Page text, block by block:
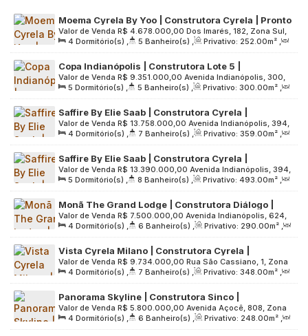
Moema Cyrela By Yoo | Construtora Cyrela | Pronto
| 252 metros | 04 suítes | varanda gourmet | 04
vagas
R$ 4.678.000,00
Valor de Venda
Dos Imarés, 182, Zona Sul,
04085-000, Indianópolis, São Paulo, São Paulo, Brasil
4 Dormitório(s) , 5 Banheiro(s) , Privativo: 252.00m² ,
2 Sala(s) , 4 Suíte(s) , 4 Vaga(s) , Útil: 252.00m² ,
Terreno: 2500.00m²
Copa Indianópolis | Construtora Lote 5 |
Construção | 300 metros | 04 suítes | hall privativo
| depósito | 04 vagas
R$ 9.351.000,00
Valor de Venda
Avenida Indianópolis, 300,
Zona Sul, 04062-000, Indianópolis, São Paulo, São Paulo,
Brasil
5 Dormitório(s) , 5 Banheiro(s) , Privativo: 300.00m² ,
2 Sala(s) , 4 Suíte(s) , 4 Vaga(s) , Útil: 300.00m² ,
Terreno: 3000.00m²
Saffire By Elie Saab | Construtora Cyrela |
Construção | 359 metros | 04 suítes | varanda
gourmet | 04 vagas
R$ 13.758.000,00
Valor de Venda
Avenida Indianópolis, 394,
Zona Sul, 04062-000, Indianópolis, São Paulo, São Paulo,
Brasil
4 Dormitório(s) , 7 Banheiro(s) , Privativo: 359.00m² ,
2 Sala(s) , 4 Suíte(s) , 4 Vaga(s) , Útil: 359.00m² ,
Terreno: 7600.00m²
Saffire By Elie Saab | Construtora Cyrela |
Construção | 493 metros | 05 suítes | varanda
gourmet | 05 vagas
R$ 13.390.000,00
Valor de Venda
Avenida Indianópolis, 394,
Zona Sul, 04062-000, Indianópolis, São Paulo, São Paulo,
Brasil
5 Dormitório(s) , 8 Banheiro(s) , Privativo: 493.00m² ,
2 Sala(s) , 5 Suíte(s) , 5 Vaga(s) , Útil: 493.00m² ,
Terreno: 7600.00m²
Monã The Grand Lodge | Construtora Diálogo |
Construção | 290 metros | 04 suites | 04 vagas
R$ 7.500.000,00
Valor de Venda
Avenida Indianópolis, 624,
Zona Sul, 04062-001, Indianópolis, São Paulo, São Paulo,
Brasil
4 Dormitório(s) , 6 Banheiro(s) , Privativo: 290.00m² ,
2 Sala(s) , 4 Suíte(s) , 4 Vaga(s) , Útil: 290.00m² ,
Terreno: 6300.00m²
Vista Cyrela Milano | Construtora Cyrela |
Construção | 348 metros | 04 suítes | varanda
gourmet | 04 vagas
R$ 9.734.000,00
Valor de Venda
Rua São Cassiano, 1, Zona
Oeste, 05602-050, Jardim Everest, São Paulo, São Paulo,
Brasil
4 Dormitório(s) , 7 Banheiro(s) , Privativo: 348.00m² ,
2 Sala(s) , 4 Suíte(s) , 4 Vaga(s) , Útil: 348.00m² ,
Terreno: 6050.00m²
Panorama Skyline | Construtora Sinco |
Construção | 248 metros | 04 suítes | hall privativo
| 04 vagas
R$ 5.800.000,00
Valor de Venda
Avenida Açocê, 808, Zona
Sul, 04075-024, Indianópolis, São Paulo, São Paulo, Brasil
4 Dormitório(s) , 6 Banheiro(s) , Privativo: 248.00m² ,
2 Sala(s) , 4 Suíte(s) , 4 Vaga(s) , Útil: 248.00m² ,